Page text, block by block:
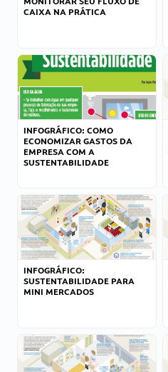
CAIXA NA PRÁTICA
INFOGRÁFICO: COMO
ECONOMIZAR GASTOS DA
EMPRESA COM A
SUSTENTABILIDADE
INFOGRÁFICO:
SUSTENTABILIDADE PARA
MINI MERCADOS